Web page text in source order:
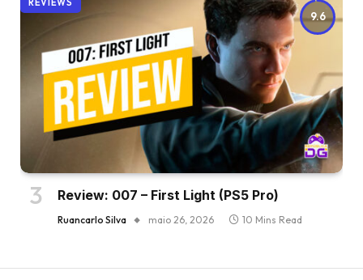
9.6
REVIEWS
Review: 007 – First Light (PS5 Pro)
Ruancarlo Silva maio 26, 2026 10 Mins Read